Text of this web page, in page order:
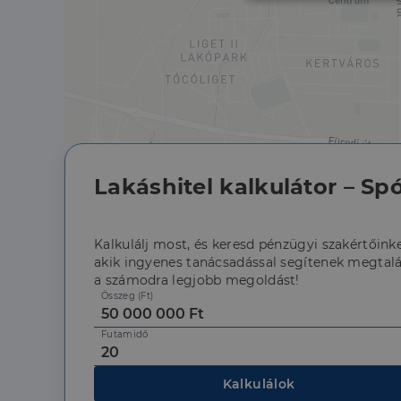
Lakáshitel kalkulátor –
Kalkulálj most, és keresd pénzügyi
akik ingyenes tanácsadással segítenek
a számodra legjobb megoldást!
Összeg (Ft)
Futamidő
Kalkulálok
Az
fiókkezelést. A
li_gc